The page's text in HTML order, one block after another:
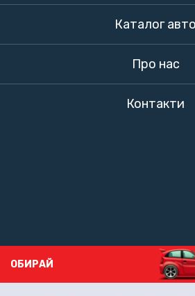
Каталог авто
Про нас
Контакти
ОБИРАЙ